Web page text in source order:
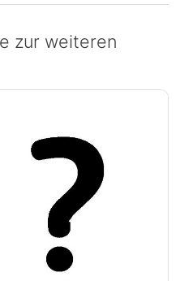
zur weiteren